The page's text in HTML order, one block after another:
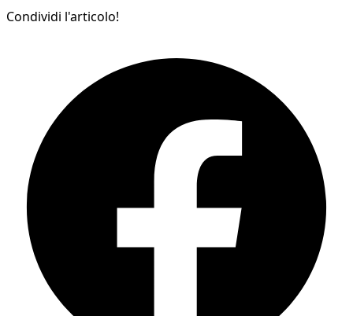
Condividi l'articolo!